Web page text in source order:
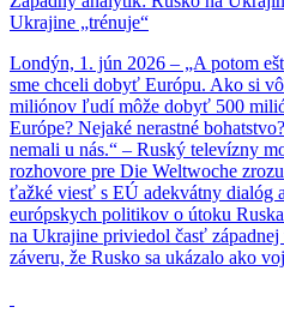
Ukrajine „trénuje“
Londýn, 1. jún 2026 – „A potom
sme chceli dobyť Európu. Ako si
miliónov ľudí môže dobyť 500
Európe? Nejaké nerastné
nemali u nás.“ – Ruský televízny
rozhovore pre Die Weltwoche
ťažké viesť s EÚ adekvátny dialóg
európskych politikov o útoku
na Ukrajine priviedol časť západnej
záveru, že Rusko sa ukázalo ako